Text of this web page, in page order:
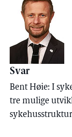
Svar
Bent Høie: I
tre mulige